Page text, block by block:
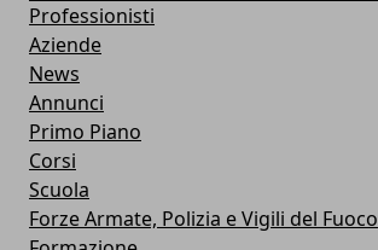
Professionisti
Aziende
News
Annunci
Primo Piano
Corsi
Scuola
Forze Armate, Polizia e Vigili del Fuoco